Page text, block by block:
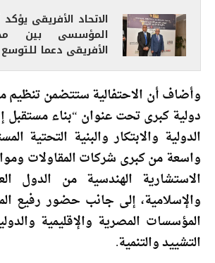
الاتحاد الأفريقى
المؤسسى بين
الأفريقى دعما للتوسع
وأضاف أن الاحتفالية ستتضمن تنظيم
دولية كبرى تحت عنوان “بناء مستقبل
الدولية والابتكار والبنية التحتية
واسعة من كبرى شركات المقاولات
الاستشارية الهندسية من الدول
والإسلامية، إلى جانب حضور رفيع
المؤسسات المصرية والإقليمية
التشييد والتنمية.